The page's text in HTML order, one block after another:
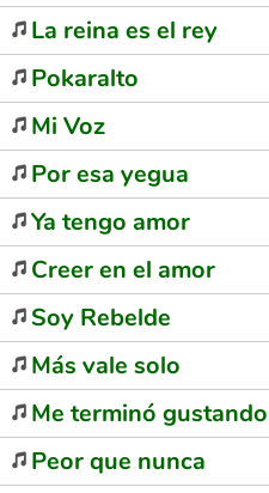
La reina es el rey
Pokaralto
Mi Voz
Por esa yegua
Ya tengo amor
Creer en el amor
Soy Rebelde
Más vale solo
Me terminó gustando
Peor que nunca